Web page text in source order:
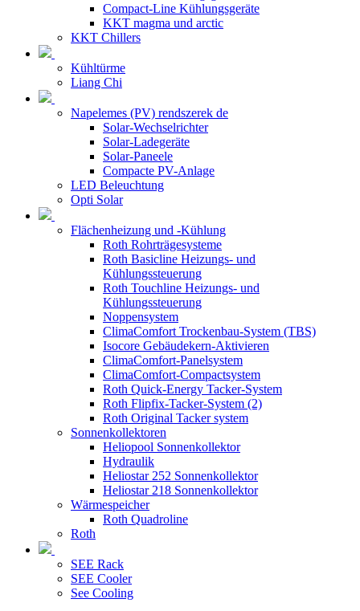
Compact-Line Kühlungsgeräte
KKT magma und arctic
KKT Chillers
Kühltürme
Liang Chi
Napelemes (PV) rendszerek de
Solar-Wechselrichter
Solar-Ladegeräte
Solar-Paneele
Compacte PV-Anlage
LED Beleuchtung
Opti Solar
Flächenheizung und -Kühlung
Roth Rohrträgesysteme
Roth Basicline Heizungs- und
Kühlungssteuerung
Roth Touchline Heizungs- und
Kühlungssteuerung
Noppensystem
ClimaComfort Trockenbau-System (TBS)
Isocore Gebäudekern-Aktivieren
ClimaComfort-Panelsystem
ClimaComfort-Compactsystem
Roth Quick-Energy Tacker-System
Roth Flipfix-Tacker-System (2)
Roth Original Tacker system
Sonnenkollektoren
Heliopool Sonnenkollektor
Hydraulik
Heliostar 252 Sonnenkollektor
Heliostar 218 Sonnenkollektor
Wärmespeicher
Roth Quadroline
Roth
SEE Rack
SEE Cooler
See Cooling